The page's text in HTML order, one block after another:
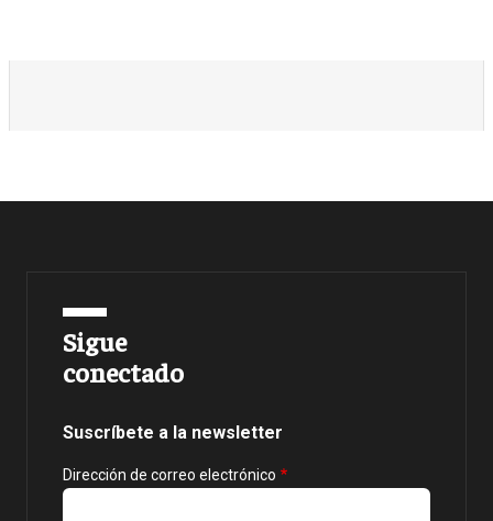
Sigue
conectado
Suscríbete a la newsletter
Dirección de correo electrónico